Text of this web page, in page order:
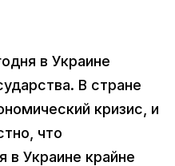
в Украине
В стране
кризис, и
что
в Украине крайне